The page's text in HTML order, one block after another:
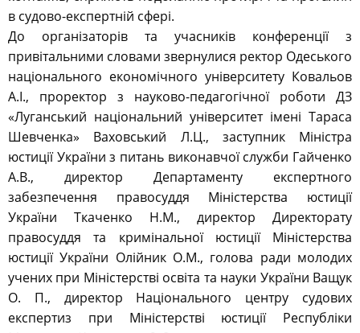
в судово-експертній сфері.
До організаторів та учасників конференції з
привітальними словами звернулися ректор Одеського
національного економічного університету Ковальов
А.І., проректор з науково-педагогічної роботи ДЗ
«Луганський національний університет імені Тараса
Шевченка» Ваховський Л.Ц., заступник Міністра
юстиції України з питань виконавчої служби Гайченко
А.В., директор Департаменту експертного
забезпечення правосуддя Міністерства юстиції
України Ткаченко Н.М., директор Директорату
правосуддя та кримінальної юстиції Міністерства
юстиції України Олійник О.М., голова ради молодих
учених при Міністерстві освіта та науки України Ващук
О. П., директор Національного центру судових
експертиз при Міністерстві юстиції Республіки